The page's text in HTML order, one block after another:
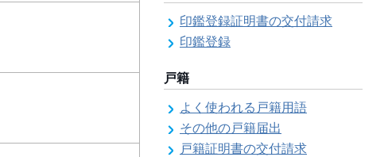
印鑑登録証明書の交付請求
印鑑登録
戸籍
よく使われる戸籍用語
その他の戸籍届出
戸籍証明書の交付請求